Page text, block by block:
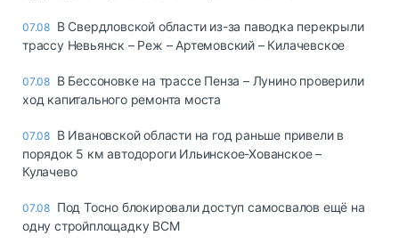
07.08 В Свердловской области из-за паводка перекрыли
трассу Невьянск – Реж – Артемовский – Килачевское
07.08 В Бессоновке на трассе Пенза – Лунино проверили
ход капитального ремонта моста
07.08 В Ивановской области на год раньше привели в
порядок 5 км автодороги Ильинское-Хованское –
Кулачево
07.08 Под Тосно блокировали доступ самосвалов ещё на
одну стройплощадку ВСМ